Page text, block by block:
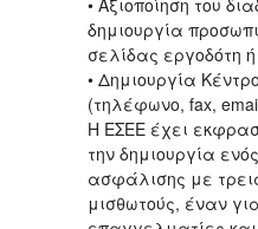
δημιουργία
σελίδας εργοδότη
• Δημιουργία
(τηλέφωνο, fax,
Η ΕΣΕΕ έχει
την δημιουργία
ασφάλισης με
μισθωτούς, έναν